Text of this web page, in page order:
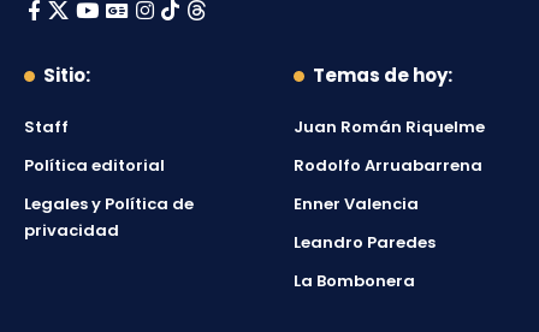
Sitio:
Staff
Política editorial
Legales y Política de
privacidad
Temas de hoy:
Juan Román Riquelme
Rodolfo Arruabarrena
Enner Valencia
Leandro Paredes
La Bombonera